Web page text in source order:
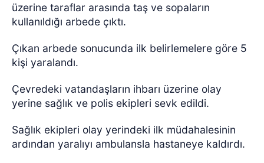
üzerine taraflar arasında taş ve sopaların
kullanıldığı arbede çıktı.
Çıkan arbede sonucunda ilk belirlemelere göre 5
kişi yaralandı.
Çevredeki vatandaşların ihbarı üzerine olay
yerine sağlık ve polis ekipleri sevk edildi.
Sağlık ekipleri olay yerindeki ilk müdahalesinin
ardından yaralıyı ambulansla hastaneye kaldırdı.